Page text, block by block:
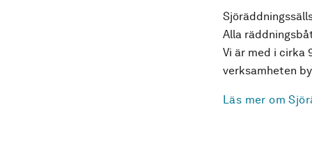
Alla
Vi är med i cirka
verksamheten
Läs mer om